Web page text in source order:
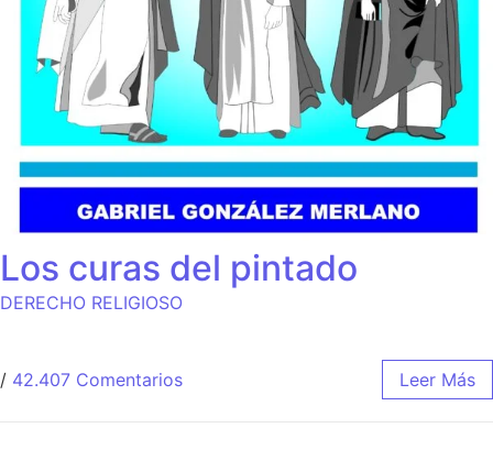
Los curas del pintado
DERECHO RELIGIOSO
/ 42.407 Comentarios Leer Más